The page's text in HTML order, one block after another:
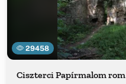
29458
Ciszterci Papírmalom rom